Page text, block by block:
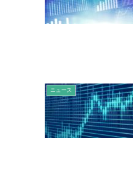
ニュース